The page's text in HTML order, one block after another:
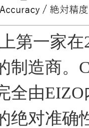
第一家
制造商。
全由
绝对准确